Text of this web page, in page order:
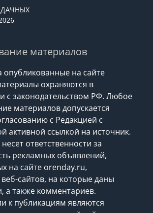
материалов
опубликованные на сайте
охраняются в
с законодательством РФ. Любое
материалов допускается
с Редакцией с
активной ссылкой на источник.
ответственности за
рекламных объявлений,
на сайте orenday.ru,
сайтов, на которые даны
а также комментариев.
к публикациям являются